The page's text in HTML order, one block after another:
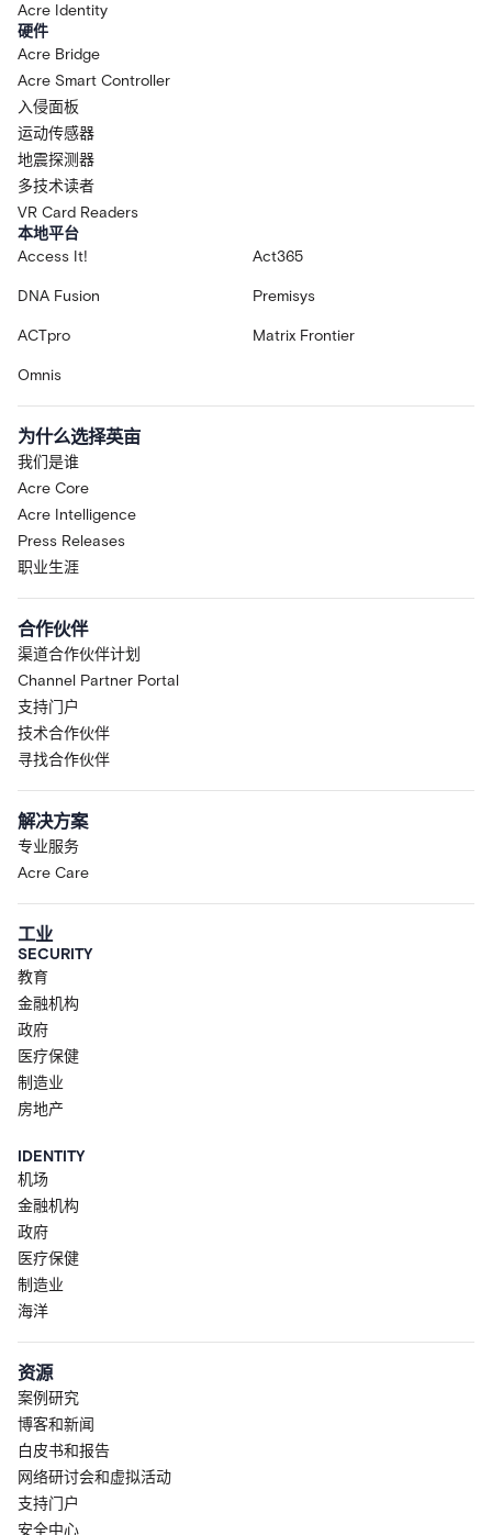
Acre Identity
硬件
Acre Bridge
Acre Smart Controller
入侵面板
运动传感器
地震探测器
多技术读者
VR Card Readers
本地平台
Access It!
Act365
DNA Fusion Premisys
ACTpro Matrix Frontier
Omnis
为什么选择英亩
我们是谁
Acre Core
Acre Intelligence
Press Releases
职业生涯
合作伙伴
渠道合作伙伴计划
Channel Partner Portal
支持门户
技术合作伙伴
寻找合作伙伴
解决方案
专业服务
Acre Care
工业
SECURITY
教育
金融机构
政府
医疗保健
制造业
房地产
IDENTITY
机场
金融机构
政府
医疗保健
制造业
海洋
资源
案例研究
博客和新闻
白皮书和报告
网络研讨会和虚拟活动
支持门户
安全中心